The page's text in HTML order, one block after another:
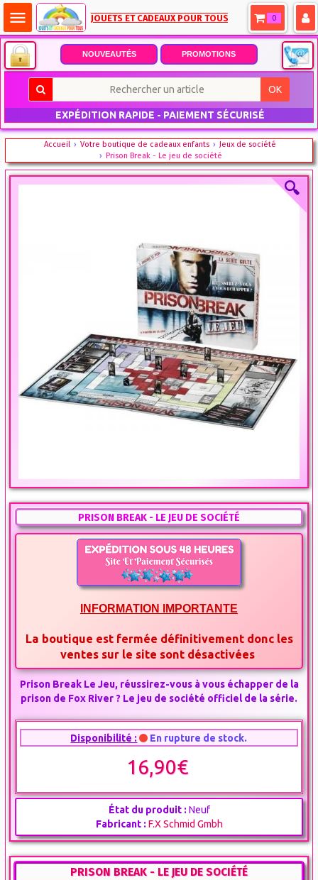
NOUVEAUTÉS PROMOTIONS
OK
EXPÉDITION RAPIDE - PAIEMENT SÉCURISÉ
menu JOUETS ET CADEAUX POUR TOUS 0
Accueil Votre boutique de cadeaux enfants
Jeux de société
Prison Break - Le jeu de société
PRISON BREAK - LE JEU DE SOCIÉTÉ
INFORMATION IMPORTANTE
La boutique est fermée définitivement donc les
ventes sur le site sont désactivées
Prison Break Le Jeu, réussirez-vous à vous échapper de la
prison de Fox River ? Le jeu de société officiel de la série.
Disponibilité : En rupture de stock.
16,90€
État du produit : Neuf
Fabricant : F.X Schmid Gmbh
PRISON BREAK - LE JEU DE SOCIÉTÉ